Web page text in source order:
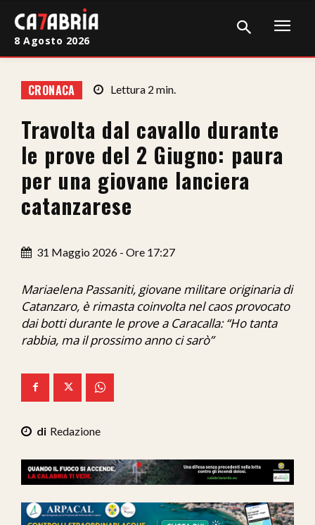
Cronaca
Giudiziaria
Politica
Sport
Sanità
Economia
Ita-Mondo
We Calabria
8 Agosto 2026
CRONACA Lettura 2 min.
Travolta dal cavallo durante
le prove del 2 Giugno: paura
per una giovane lanciera
catanzarese
31 Maggio 2026 - Ore 17:27
Mariaelena Passaniti, giovane militare originaria di
Catanzaro, è rimasta coinvolta nel caos provocato
dai botti durante le prove a Caracalla: “Ho tanta
rabbia, ma il prossimo anno ci sarò”
Redazione